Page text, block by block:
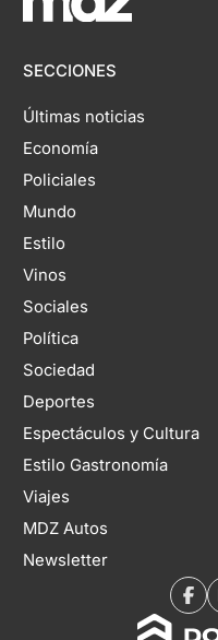
SECCIONES
Últimas noticias
Economía
Policiales
Mundo
Estilo
Vinos
Sociales
Política
Sociedad
Deportes
Espectáculos y Cultura
Estilo Gastronomía
Viajes
MDZ Autos
Newsletter